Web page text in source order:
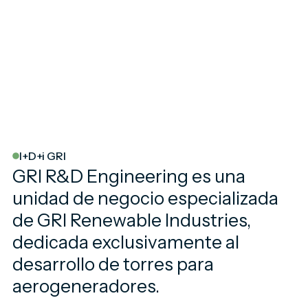
I+D+i GRI
GRI R&D Engineering es una
unidad de negocio especializada
de GRI Renewable Industries,
dedicada exclusivamente al
desarrollo de torres para
aerogeneradores.